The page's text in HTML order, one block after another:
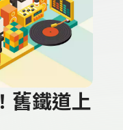
舊鐵道上